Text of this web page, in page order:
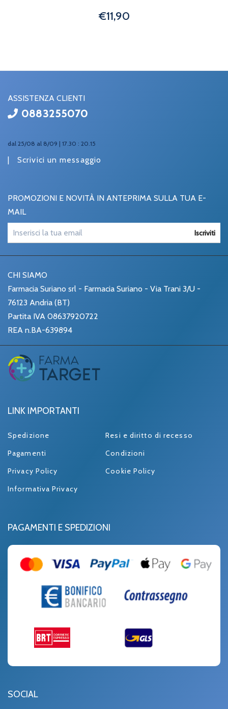
€11,90
ASSISTENZA CLIENTI
0883255070
dal 25/08 al 8/09 | 17.30 : 20.15
| Scrivici un messaggio
PROMOZIONI E NOVITÀ IN ANTEPRIMA SULLA TUA E-
MAIL
Iscriviti
CHI SIAMO
Farmacia Suriano srl - Farmacia Suriano - Via Trani 3/U -
76123 Andria (BT)
Partita IVA 08637920722
REA n.BA-639894
LINK IMPORTANTI
Spedizione
Resi e diritto di recesso
Pagamenti
Condizioni
Privacy Policy
Cookie Policy
Informativa Privacy
PAGAMENTI E SPEDIZIONI
SOCIAL